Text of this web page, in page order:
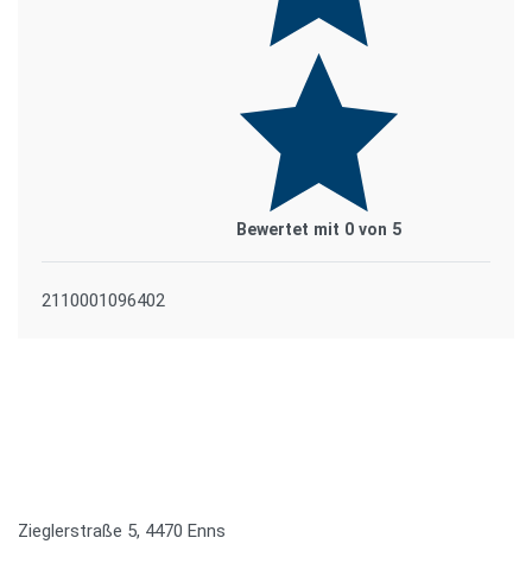
Bewertet mit 0von 5
2110001096402
Zieglerstraße 5, 4470 Enns